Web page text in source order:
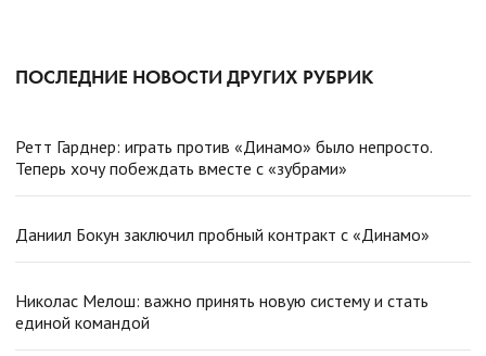
ПОСЛЕДНИЕ НОВОСТИ ДРУГИХ РУБРИК
Ретт Гарднер: играть против «Динамо» было непросто.
Теперь хочу побеждать вместе с «зубрами»
Даниил Бокун заключил пробный контракт с «Динамо»
Николас Мелош: важно принять новую систему и стать
единой командой